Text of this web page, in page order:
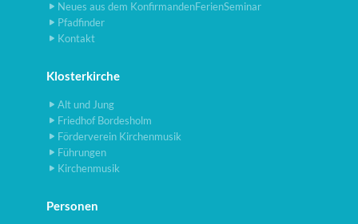
Neues aus dem KonfirmandenFerienSeminar
Pfadfinder
Kontakt
Klosterkirche
Alt und Jung
Friedhof Bordesholm
Förderverein Kirchenmusik
Führungen
Kirchenmusik
Personen